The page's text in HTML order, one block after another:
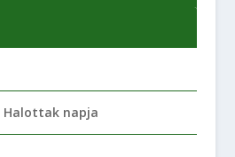
Halottak napja